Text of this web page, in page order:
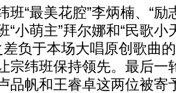
“最美花腔”李炳楠、“励
“小萌主”拜尔娜和“民歌小
负于本场大唱原创歌曲
宗纬班保持领先。最后一
品帆和王睿卓这两位被寄